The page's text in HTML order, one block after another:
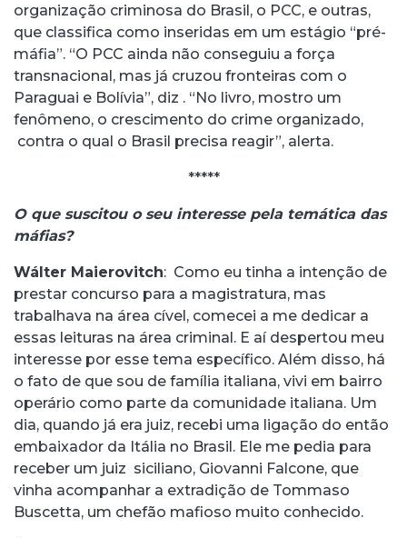
organização criminosa do Brasil, o PCC, e outras,
que classifica como inseridas em um estágio “pré-
máfia”. “O PCC ainda não conseguiu a força
transnacional, mas já cruzou fronteiras com o
Paraguai e Bolívia”, diz . “No livro, mostro um
fenômeno, o crescimento do crime organizado,
contra o qual o Brasil precisa reagir”, alerta.
*****
O que suscitou o seu interesse pela temática das
máfias?
Wálter Maierovitch: Como eu tinha a intenção de
prestar concurso para a magistratura, mas
trabalhava na área cível, comecei a me dedicar a
essas leituras na área criminal. E aí despertou meu
interesse por esse tema específico. Além disso, há
o fato de que sou de família italiana, vivi em bairro
operário como parte da comunidade italiana. Um
dia, quando já era juiz, recebi uma ligação do então
embaixador da Itália no Brasil. Ele me pedia para
receber um juiz siciliano, Giovanni Falcone, que
vinha acompanhar a extradição de Tommaso
Buscetta, um chefão mafioso muito conhecido.